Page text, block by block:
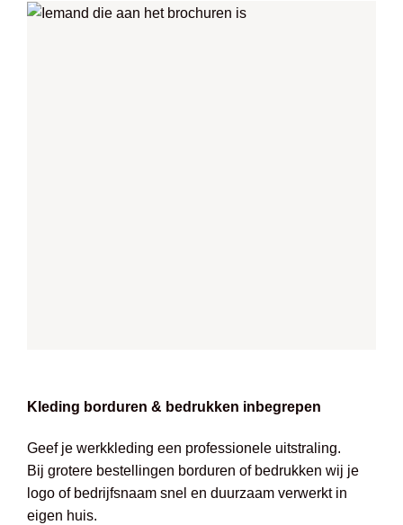
Kleding borduren & bedrukken inbegrepen
Geef je werkkleding een professionele uitstraling.
Bij grotere bestellingen borduren of bedrukken wij je
logo of bedrijfsnaam snel en duurzaam verwerkt in
eigen huis.